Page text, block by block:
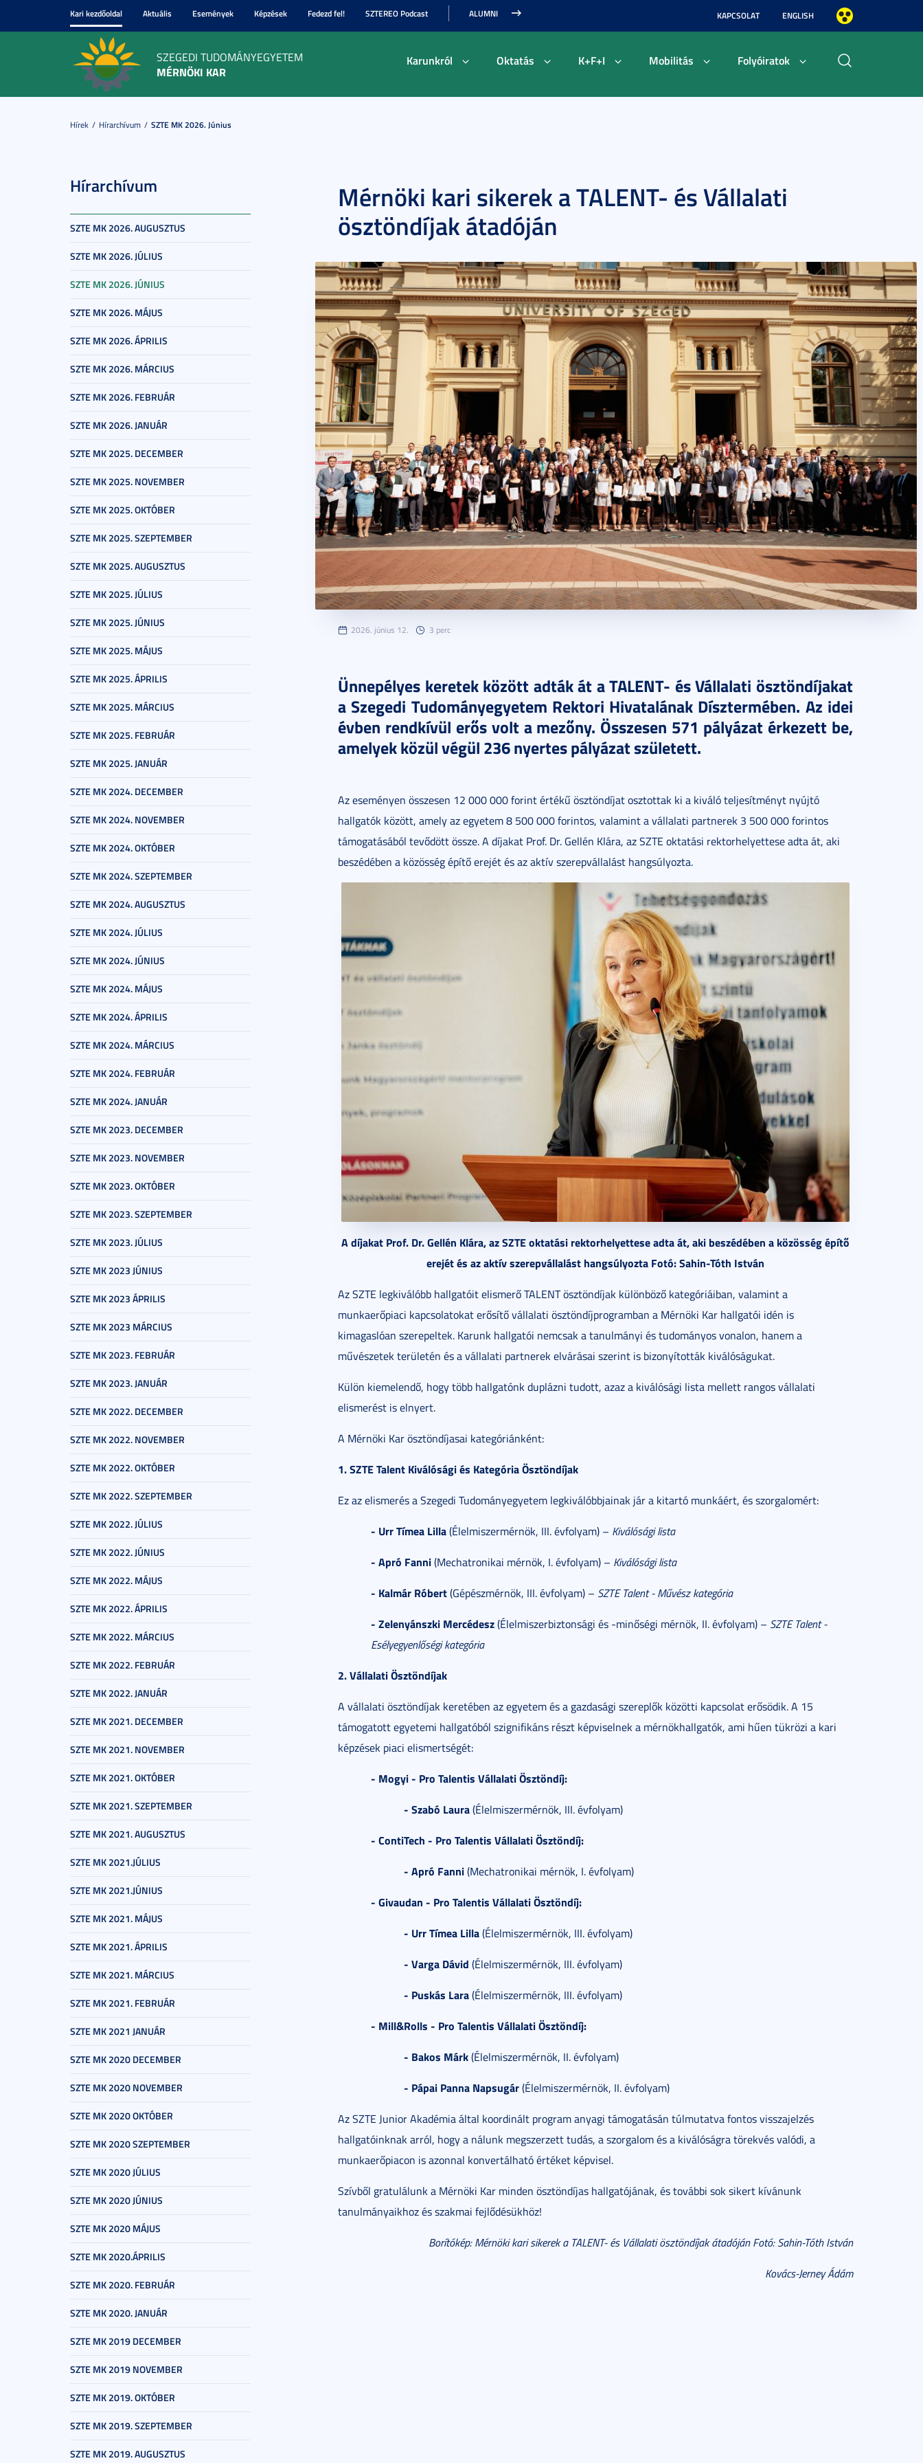
Kari kezdőoldal Aktuális Események Képzések Fedezd fel! SZTEREO Podcast ALUMNI KAPCSOLAT ENGLISH
SZEGEDI TUDOMÁNYEGYETEM
MÉRNÖKI KAR
Karunkról Oktatás K+F+I Mobilitás Folyóiratok
Hírek Hírarchívum SZTE MK 2026. Június
Hírarchívum
SZTE MK 2026. AUGUSZTUS
SZTE MK 2026. JÚLIUS
SZTE MK 2026. JÚNIUS
SZTE MK 2026. MÁJUS
SZTE MK 2026. ÁPRILIS
SZTE MK 2026. MÁRCIUS
SZTE MK 2026. FEBRUÁR
SZTE MK 2026. JANUÁR
SZTE MK 2025. DECEMBER
SZTE MK 2025. NOVEMBER
SZTE MK 2025. OKTÓBER
SZTE MK 2025. SZEPTEMBER
SZTE MK 2025. AUGUSZTUS
SZTE MK 2025. JÚLIUS
SZTE MK 2025. JÚNIUS
SZTE MK 2025. MÁJUS
SZTE MK 2025. ÁPRILIS
SZTE MK 2025. MÁRCIUS
SZTE MK 2025. FEBRUÁR
SZTE MK 2025. JANUÁR
SZTE MK 2024. DECEMBER
SZTE MK 2024. NOVEMBER
SZTE MK 2024. OKTÓBER
SZTE MK 2024. SZEPTEMBER
SZTE MK 2024. AUGUSZTUS
SZTE MK 2024. JÚLIUS
SZTE MK 2024. JÚNIUS
SZTE MK 2024. MÁJUS
SZTE MK 2024. ÁPRILIS
SZTE MK 2024. MÁRCIUS
SZTE MK 2024. FEBRUÁR
SZTE MK 2024. JANUÁR
SZTE MK 2023. DECEMBER
SZTE MK 2023. NOVEMBER
SZTE MK 2023. OKTÓBER
SZTE MK 2023. SZEPTEMBER
SZTE MK 2023. JÚLIUS
SZTE MK 2023 JÚNIUS
SZTE MK 2023 ÁPRILIS
SZTE MK 2023 MÁRCIUS
SZTE MK 2023. FEBRUÁR
SZTE MK 2023. JANUÁR
SZTE MK 2022. DECEMBER
SZTE MK 2022. NOVEMBER
SZTE MK 2022. OKTÓBER
SZTE MK 2022. SZEPTEMBER
SZTE MK 2022. JÚLIUS
SZTE MK 2022. JÚNIUS
SZTE MK 2022. MÁJUS
SZTE MK 2022. ÁPRILIS
SZTE MK 2022. MÁRCIUS
SZTE MK 2022. FEBRUÁR
SZTE MK 2022. JANUÁR
SZTE MK 2021. DECEMBER
SZTE MK 2021. NOVEMBER
SZTE MK 2021. OKTÓBER
SZTE MK 2021. SZEPTEMBER
SZTE MK 2021. AUGUSZTUS
SZTE MK 2021.JÚLIUS
SZTE MK 2021.JÚNIUS
SZTE MK 2021. MÁJUS
SZTE MK 2021. ÁPRILIS
SZTE MK 2021. MÁRCIUS
SZTE MK 2021. FEBRUÁR
SZTE MK 2021 JANUÁR
SZTE MK 2020 DECEMBER
SZTE MK 2020 NOVEMBER
SZTE MK 2020 OKTÓBER
SZTE MK 2020 SZEPTEMBER
SZTE MK 2020 JÚLIUS
SZTE MK 2020 JÚNIUS
SZTE MK 2020 MÁJUS
SZTE MK 2020.ÁPRILIS
SZTE MK 2020. FEBRUÁR
SZTE MK 2020. JANUÁR
SZTE MK 2019 DECEMBER
SZTE MK 2019 NOVEMBER
SZTE MK 2019. OKTÓBER
SZTE MK 2019. SZEPTEMBER
SZTE MK 2019. AUGUSZTUS
Mérnöki kari sikerek a TALENT- és Vállalati
ösztöndíjak átadóján
2026. június 12. 3 perc
Ünnepélyes keretek között adták át a TALENT- és Vállalati ösztöndíjakat
a Szegedi Tudományegyetem Rektori Hivatalának Dísztermében. Az idei
évben rendkívül erős volt a mezőny. Összesen 571 pályázat érkezett be,
amelyek közül végül 236 nyertes pályázat született.
Az eseményen összesen 12 000 000 forint értékű ösztöndíjat osztottak ki a kiváló teljesítményt nyújtó
hallgatók között, amely az egyetem 8 500 000 forintos, valamint a vállalati partnerek 3 500 000 forintos
támogatásából tevődött össze. A díjakat Prof. Dr. Gellén Klára, az SZTE oktatási rektorhelyettese adta át, aki
beszédében a közösség építő erejét és az aktív szerepvállalást hangsúlyozta.
A díjakat Prof. Dr. Gellén Klára, az SZTE oktatási rektorhelyettese adta át, aki beszédében a közösség építő
erejét és az aktív szerepvállalást hangsúlyozta Fotó: Sahin-Tóth István
Az SZTE legkiválóbb hallgatóit elismerő TALENT ösztöndíjak különböző kategóriáiban, valamint a
munkaerőpiaci kapcsolatokat erősítő vállalati ösztöndíjprogramban a Mérnöki Kar hallgatói idén is
kimagaslóan szerepeltek. Karunk hallgatói nemcsak a tanulmányi és tudományos vonalon, hanem a
művészetek területén és a vállalati partnerek elvárásai szerint is bizonyították kiválóságukat.
Külön kiemelendő, hogy több hallgatónk duplázni tudott, azaz a kiválósági lista mellett rangos vállalati
elismerést is elnyert.
A Mérnöki Kar ösztöndíjasai kategóriánként:
1. SZTE Talent Kiválósági és Kategória Ösztöndíjak
Ez az elismerés a Szegedi Tudományegyetem legkiválóbbjainak jár a kitartó munkáért, és szorgalomért:
- Urr Tímea Lilla(Élelmiszermérnök, III. évfolyam) – Kiválósági lista
- Apró Fanni(Mechatronikai mérnök, I. évfolyam) – Kiválósági lista
- Kalmár Róbert(Gépészmérnök, III. évfolyam) – SZTE Talent - Művész kategória
- Zelenyánszki Mercédesz(Élelmiszerbiztonsági és -minőségi mérnök, II. évfolyam) – SZTE Talent -
Esélyegyenlőségi kategória
2. Vállalati Ösztöndíjak
A vállalati ösztöndíjak keretében az egyetem és a gazdasági szereplők közötti kapcsolat erősödik. A 15
támogatott egyetemi hallgatóból szignifikáns részt képviselnek a mérnökhallgatók, ami hűen tükrözi a kari
képzések piaci elismertségét:
- Mogyi - Pro Talentis Vállalati Ösztöndíj:
- Szabó Laura(Élelmiszermérnök, III. évfolyam)
- ContiTech - Pro Talentis Vállalati Ösztöndíj:
- Apró Fanni(Mechatronikai mérnök, I. évfolyam)
- Givaudan - Pro Talentis Vállalati Ösztöndíj:
- Urr Tímea Lilla(Élelmiszermérnök, III. évfolyam)
- Varga Dávid (Élelmiszermérnök, III. évfolyam)
- Puskás Lara(Élelmiszermérnök, III. évfolyam)
- Mill&Rolls - Pro Talentis Vállalati Ösztöndíj:
- Bakos Márk(Élelmiszermérnök, II. évfolyam)
- Pápai Panna Napsugár(Élelmiszermérnök, II. évfolyam)
Az SZTE Junior Akadémia által koordinált program anyagi támogatásán túlmutatva fontos visszajelzés
hallgatóinknak arról, hogy a nálunk megszerzett tudás, a szorgalom és a kiválóságra törekvés valódi, a
munkaerőpiacon is azonnal konvertálható értéket képvisel.
Szívből gratulálunk a Mérnöki Kar minden ösztöndíjas hallgatójának, és további sok sikert kívánunk
tanulmányaikhoz és szakmai fejlődésükhöz!
Borítókép: Mérnöki kari sikerek a TALENT- és Vállalati ösztöndíjak átadóján Fotó: Sahin-Tóth István
Kovács-Jerney Ádám